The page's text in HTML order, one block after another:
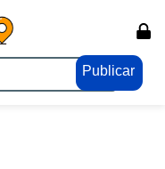
Publicar